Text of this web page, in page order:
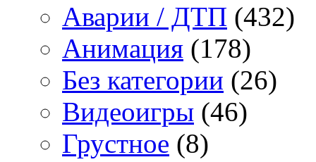
Аварии / ДТП (432)
Анимация (178)
Без категории (26)
Видеоигры (46)
Грустное (8)